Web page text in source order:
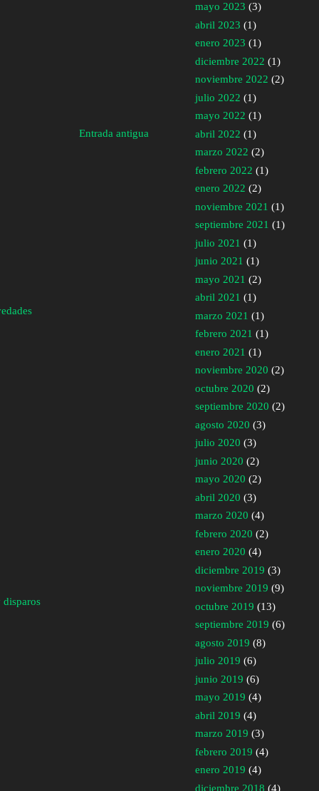
Entrada antigua
disparos
mayo 2023 (3)
abril 2023 (1)
enero 2023 (1)
diciembre 2022 (1)
noviembre 2022 (2)
julio 2022 (1)
mayo 2022 (1)
abril 2022 (1)
marzo 2022 (2)
febrero 2022 (1)
enero 2022 (2)
noviembre 2021 (1)
septiembre 2021 (1)
julio 2021 (1)
junio 2021 (1)
mayo 2021 (2)
abril 2021 (1)
marzo 2021 (1)
febrero 2021 (1)
enero 2021 (1)
noviembre 2020 (2)
octubre 2020 (2)
septiembre 2020 (2)
agosto 2020 (3)
julio 2020 (3)
junio 2020 (2)
mayo 2020 (2)
abril 2020 (3)
marzo 2020 (4)
febrero 2020 (2)
enero 2020 (4)
diciembre 2019 (3)
noviembre 2019 (9)
octubre 2019 (13)
septiembre 2019 (6)
agosto 2019 (8)
julio 2019 (6)
junio 2019 (6)
mayo 2019 (4)
abril 2019 (4)
marzo 2019 (3)
febrero 2019 (4)
enero 2019 (4)
diciembre 2018 (4)